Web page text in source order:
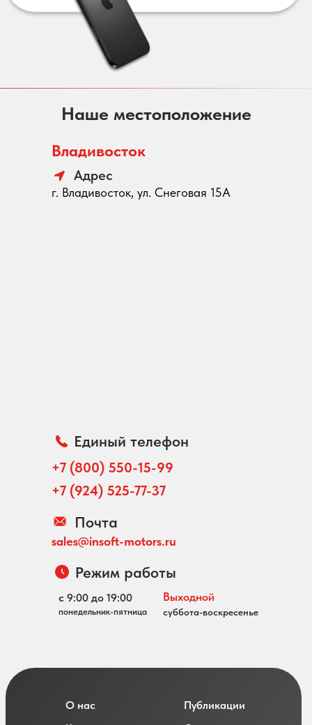
Наше местоположение
Владивосток
Адрес
г. Владивосток, ул. Снеговая 15А
Единый телефон
+7 (800) 550-15-99
+7 (924) 525-77-37
Почта
sales@insoft-motors.ru
Режим работы
с 9:00 до 19:00 Выходной
понедельник-пятница суббота-воскресенье
О нас
Публикации